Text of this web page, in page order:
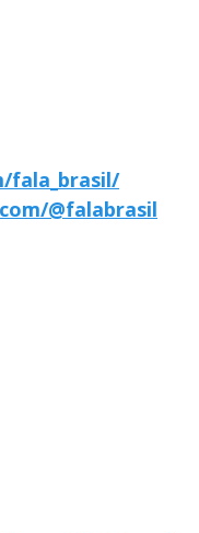
fala_brasil/
@falabrasil